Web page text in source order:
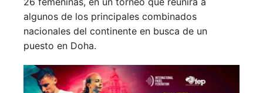
algunos de los principales combinados
nacionales del continente en busca de un
puesto en Doha.